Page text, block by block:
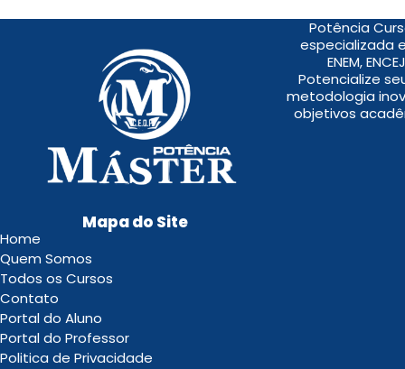
Potência
especializada
ENEM,
Potencialize
metodologia
objetivos
Mapa do Site
Home
Quem Somos
Todos os Cursos
Contato
Portal do Aluno
Portal do Professor
Politica de Privacidade